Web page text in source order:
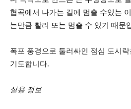
협곡에서 나가는 길에 멈출 수있는
는만큼 빨리 또는 멈출 수 있기 때문
폭포 풍경으로 둘러싸인 점심 도시
기도합니다.
실용 정보